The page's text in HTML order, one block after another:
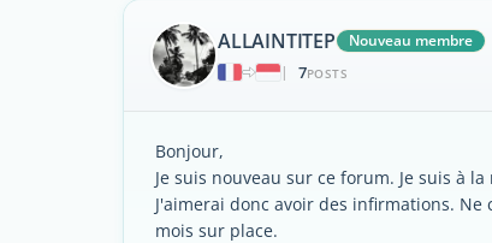
ALLAINTITEP
Nouveau membre
|
7POSTS
Bonjour,
Je suis nouveau sur ce forum. Je suis à
J'aimerai donc avoir des infirmations.
mois sur place.